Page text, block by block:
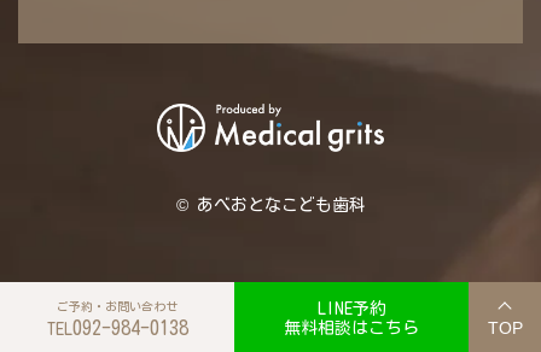
ご予約・お問い合わせ
TEL 092-984-0138
LINE予約
無料相談はこちら
TOP
© あべおとなこども歯科